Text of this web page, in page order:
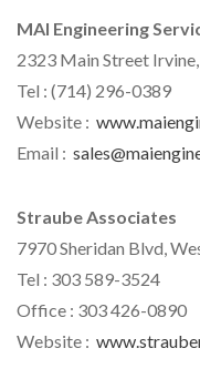
MAI Engineering
2323 Main Street
Tel : (714) 296-0389
Website :
Email :
Straube Associates
7970 Sheridan Blvd,
Tel : 303 589-3524
Office : 303 426-0890
Website :